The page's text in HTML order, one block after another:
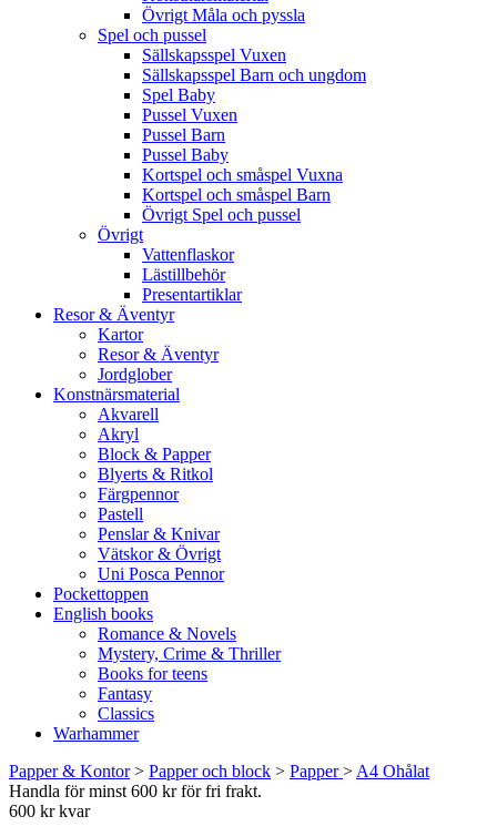
Övrigt Måla och pyssla
Spel och pussel
Sällskapsspel Vuxen
Sällskapsspel Barn och ungdom
Spel Baby
Pussel Vuxen
Pussel Barn
Pussel Baby
Kortspel och småspel Vuxna
Kortspel och småspel Barn
Övrigt Spel och pussel
Övrigt
Vattenflaskor
Lästillbehör
Presentartiklar
Resor & Äventyr
Kartor
Resor & Äventyr
Jordglober
Konstnärsmaterial
Akvarell
Akryl
Block & Papper
Blyerts & Ritkol
Färgpennor
Pastell
Penslar & Knivar
Vätskor & Övrigt
Uni Posca Pennor
Pockettoppen
English books
Romance & Novels
Mystery, Crime & Thriller
Books for teens
Fantasy
Classics
Warhammer
Papper & Kontor> Papper och block > Papper> A4 Ohålat
Handla för minst 600 kr för fri frakt.
600 kr kvar